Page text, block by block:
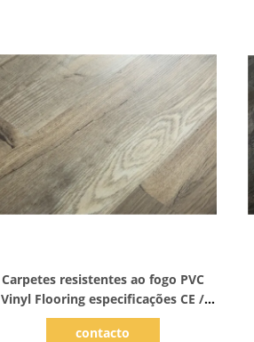
Carpetes resistentes ao fogo PVC
Vinyl Flooring especificações CE /
SGS
contacto